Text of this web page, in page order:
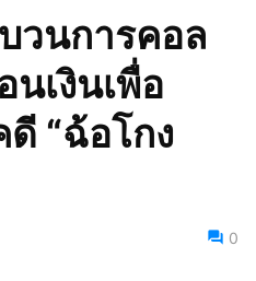
วนการคอล
นเงินเพื่อ
“ฉ้อโกง
0